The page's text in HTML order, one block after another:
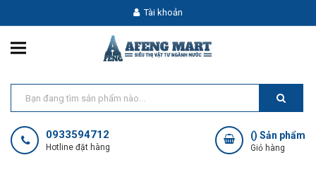
Tài khoản
0933594712
Hotline đặt hàng
() Sản phẩm
Giỏ hàng